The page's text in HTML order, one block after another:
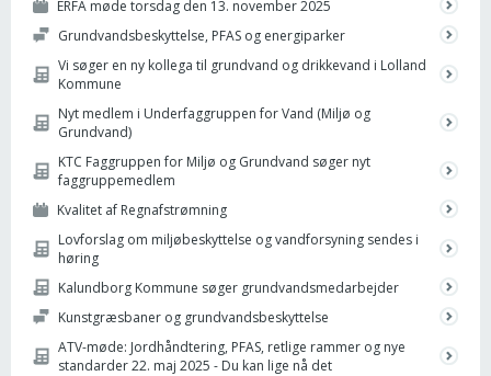
ERFA møde torsdag den 13. november 2025
Grundvandsbeskyttelse, PFAS og energiparker
Vi søger en ny kollega til grundvand og drikkevand i Lolland
Kommune
Nyt medlem i Underfaggruppen for Vand (Miljø og
Grundvand)
KTC Faggruppen for Miljø og Grundvand søger nyt
faggruppemedlem
Kvalitet af Regnafstrømning
Lovforslag om miljøbeskyttelse og vandforsyning sendes i
høring
Kalundborg Kommune søger grundvandsmedarbejder
Kunstgræsbaner og grundvandsbeskyttelse
ATV-møde: Jordhåndtering, PFAS, retlige rammer og nye
standarder 22. maj 2025 - Du kan lige nå det